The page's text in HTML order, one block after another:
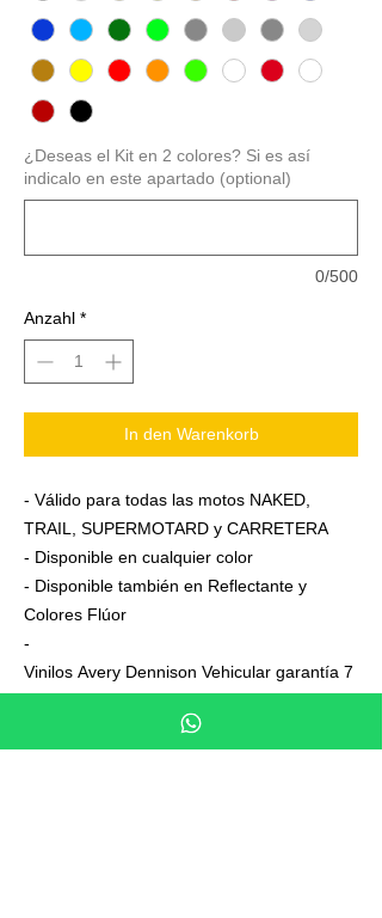
¿Deseas el Kit en 2 colores? Si es así
indicalo en este apartado (optional)
0/500
Anzahl *
In den Warenkorb
- Válido para todas las motos NAKED,
TRAIL, SUPERMOTARD y CARRETERA
- Disponible en cualquier color
- Disponible también en Reflectante y
Colores Flúor
-
Vinilos Avery Dennison Vehicular garantía 7
- Junto a su pedido se adjuntan unas